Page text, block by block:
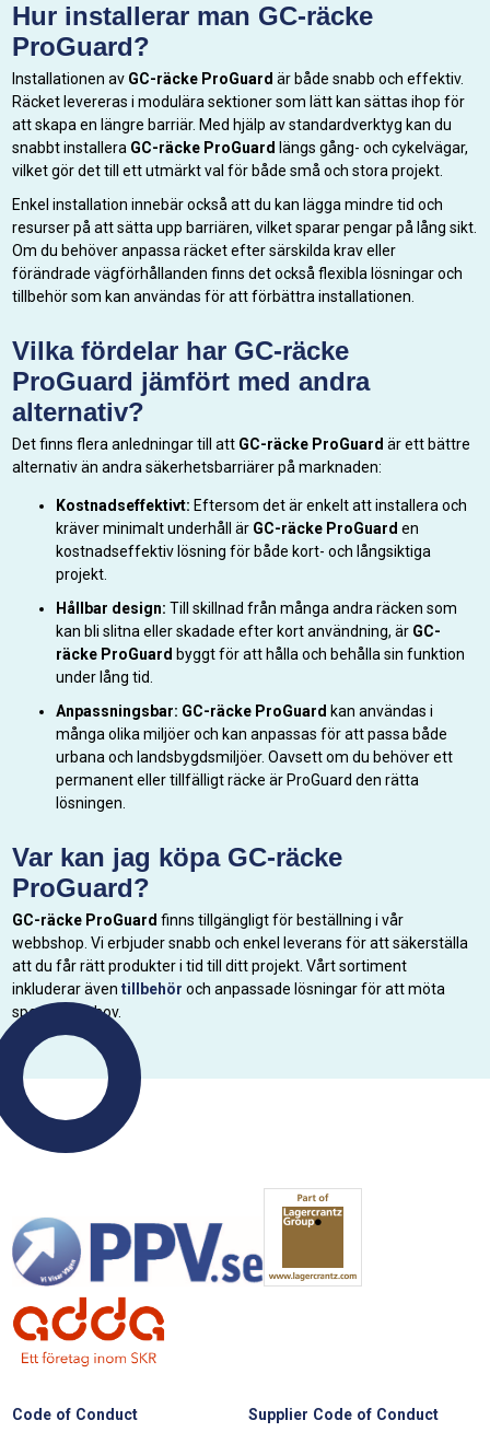
Hur installerar man GC-räcke
ProGuard?
Installationen av GC-räcke ProGuard är både snabb och effektiv.
Räcket levereras i modulära sektioner som lätt kan sättas ihop för
att skapa en längre barriär. Med hjälp av standardverktyg kan du
snabbt installera GC-räcke ProGuard längs gång- och cykelvägar,
vilket gör det till ett utmärkt val för både små och stora projekt.
Enkel installation innebär också att du kan lägga mindre tid och
resurser på att sätta upp barriären, vilket sparar pengar på lång sikt.
Om du behöver anpassa räcket efter särskilda krav eller
förändrade vägförhållanden finns det också flexibla lösningar och
tillbehör som kan användas för att förbättra installationen.
Vilka fördelar har GC-räcke
ProGuard jämfört med andra
alternativ?
Det finns flera anledningar till att GC-räcke ProGuard är ett bättre
alternativ än andra säkerhetsbarriärer på marknaden:
Kostnadseffektivt: Eftersom det är enkelt att installera och
kräver minimalt underhåll är GC-räcke ProGuard en
kostnadseffektiv lösning för både kort- och långsiktiga
projekt.
Hållbar design: Till skillnad från många andra räcken som
kan bli slitna eller skadade efter kort användning, är GC-
räcke ProGuard byggt för att hålla och behålla sin funktion
under lång tid.
Anpassningsbar: GC-räcke ProGuard kan användas i
många olika miljöer och kan anpassas för att passa både
urbana och landsbygdsmiljöer. Oavsett om du behöver ett
permanent eller tillfälligt räcke är ProGuard den rätta
lösningen.
Var kan jag köpa GC-räcke
ProGuard?
GC-räcke ProGuard finns tillgängligt för beställning i vår
webbshop. Vi erbjuder snabb och enkel leverans för att säkerställa
att du får rätt produkter i tid till ditt projekt. Vårt sortiment
inkluderar äventillbehör och anpassade lösningar för att möta
specifika behov.
Code of Conduct
Supplier Code of Conduct